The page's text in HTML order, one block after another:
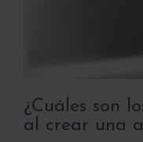
¿Cuáles son
al crear una